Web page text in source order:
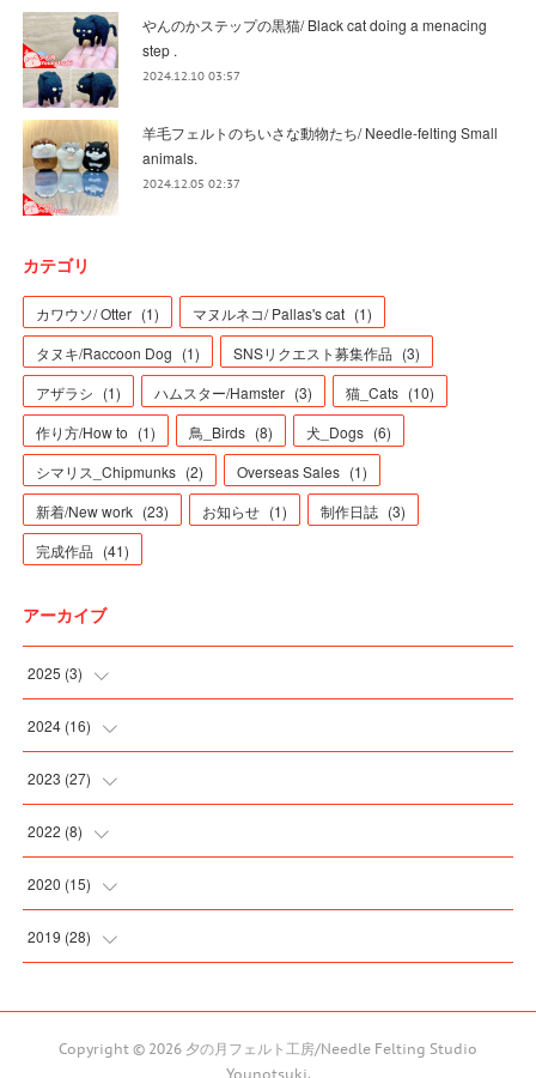
やんのかステップの黒猫/ Black cat doing a menacing
step .
2024.12.10 03:57
羊毛フェルトのちいさな動物たち/ Needle-felting Small
animals.
2024.12.05 02:37
カテゴリ
カワウソ/ Otter (1) マヌルネコ/ Pallas's cat (1)
タヌキ/Raccoon Dog (1) SNSリクエスト募集作品 (3)
アザラシ (1) ハムスター/Hamster (3) 猫_Cats (10)
作り方/How to (1) 鳥_Birds (8) 犬_Dogs (6)
シマリス_Chipmunks (2) Overseas Sales (1)
新着/New work (23) お知らせ (1) 制作日誌 (3)
完成作品 (41)
アーカイブ
2025 (3)
(3
2024(16)
(2
( )
(3
(1
2023 (27)
( )
(4
(1
2022 (8)
(2
(1
2020 (15)
(1
2019 (28)
Copyright © 2026 夕の月フェルト工房/Needle Felting Studio
Younotsuki.